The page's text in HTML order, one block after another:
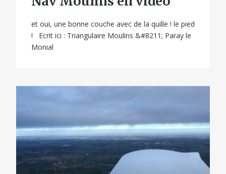
et oui, une bonne couche avec de la quille ! le pied
! Ecrit ici : Triangulaire Moulins &#8211; Paray le
Monial